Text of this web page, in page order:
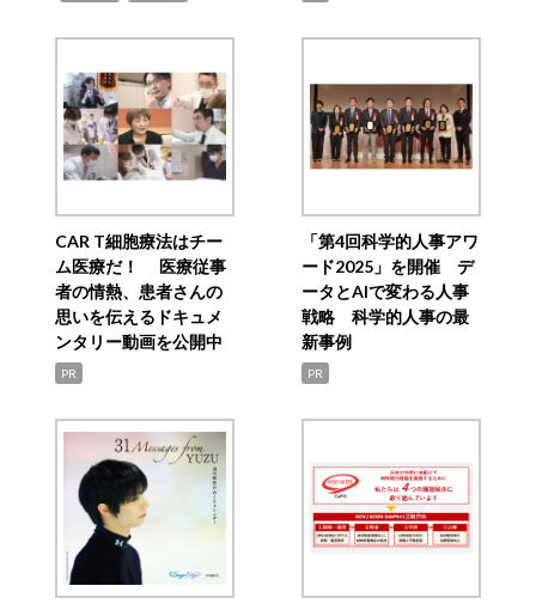
CAR T細胞療法はチー
ム医療だ！ 医療従事
者の情熱、患者さんの
思いを伝えるドキュメ
ンタリー動画を公開中
PR
「第4回科学的人事アワ
ード2025」を開催 デ
ータとAIで変わる人事
戦略 科学的人事の最
新事例
PR